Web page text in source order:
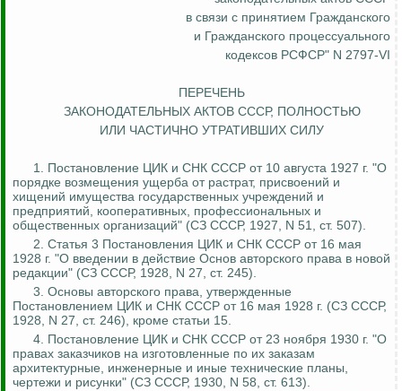
в связи с принятием Гражданского
и Гражданского процессуального
кодексов РСФСР" N 2797-VI
ПЕРЕЧЕНЬ
ЗАКОНОДАТЕЛЬНЫХ АКТОВ СССР, ПОЛНОСТЬЮ
ИЛИ ЧАСТИЧНО УТРАТИВШИХ СИЛУ
1. Постановление ЦИК и СНК СССР от 10 августа 1927 г. "О
порядке возмещения ущерба от растрат, присвоений и
хищений имущества государственных учреждений и
предприятий, кооперативных, профессиональных и
общественных организаций" (СЗ СССР, 1927, N 51, ст. 507).
2. Статья 3 Постановления ЦИК и СНК СССР от 16 мая
1928 г. "О введении в действие Основ авторского права в новой
редакции" (СЗ СССР, 1928, N 27, ст. 245).
3. Основы авторского права, утвержденные
Постановлением ЦИК и СНК СССР от 16 мая 1928 г. (СЗ СССР,
1928, N 27, ст. 246), кроме статьи 15.
4. Постановление ЦИК и СНК СССР от 23 ноября 1930 г. "О
правах заказчиков на изготовленные по их заказам
архитектурные, инженерные и иные технические планы,
чертежи и рисунки" (СЗ СССР, 1930, N 58, ст. 613).